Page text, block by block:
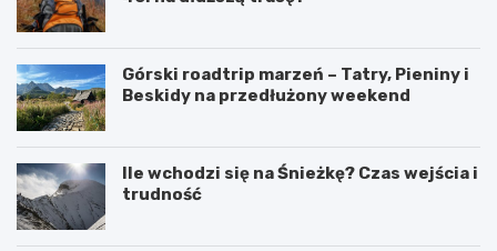
Górski roadtrip marzeń – Tatry, Pieniny i
Beskidy na przedłużony weekend
Ile wchodzi się na Śnieżkę? Czas wejścia i
trudność